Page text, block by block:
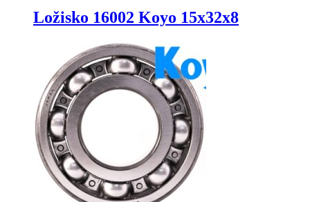
Ložisko 16002 Koyo 15x32x8